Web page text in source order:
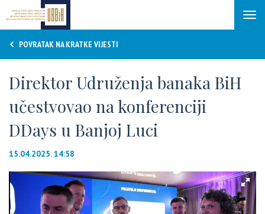
POVRATAK NA KRATKE VIJESTI
Direktor Udruženja banaka BiH
učestvovao na konferenciji
DDays u Banjoj Luci
15.04.2025. 14:58